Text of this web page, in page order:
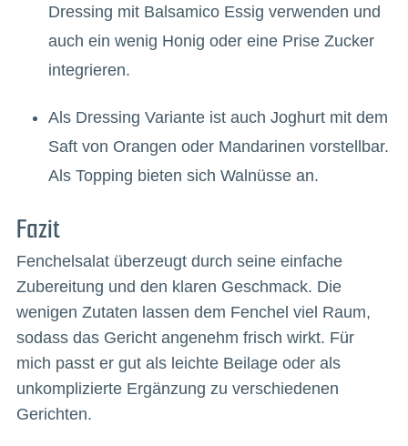
Dressing mit Balsamico Essig verwenden und
auch ein wenig Honig oder eine Prise Zucker
integrieren.
Als Dressing Variante ist auch Joghurt mit dem
Saft von Orangen oder Mandarinen vorstellbar.
Als Topping bieten sich Walnüsse an.
Fazit
Fenchelsalat überzeugt durch seine einfache
Zubereitung und den klaren Geschmack. Die
wenigen Zutaten lassen dem Fenchel viel Raum,
sodass das Gericht angenehm frisch wirkt. Für
mich passt er gut als leichte Beilage oder als
unkomplizierte Ergänzung zu verschiedenen
Gerichten.